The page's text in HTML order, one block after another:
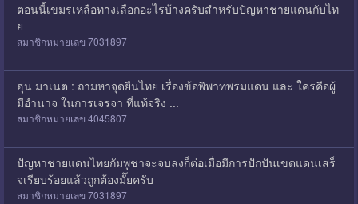
ตอนนี้เขมรเหลือทางเลือกอะไรบ้างครับสำหรับปัญหาชายแดนกับไท
ย
สมาชิกหมายเลข 7031897
ฮุน มาเนต : ถามหาจุดยืนไทย เรื่องข้อพิพาทพรมแดน และ ใครคือผู้
มีอำนาจ ในการเจรจา ที่แท้จริง ...
สมาชิกหมายเลข 4045807
ปัญหาชายแดนไทยกัมพูชาจะจบลงก็ต่อเมื่อมีการปักปันเขตแดนเสร็
จเรียบร้อยแล้วถูกต้องมั๊ยครับ
สมาชิกหมายเลข 7031897